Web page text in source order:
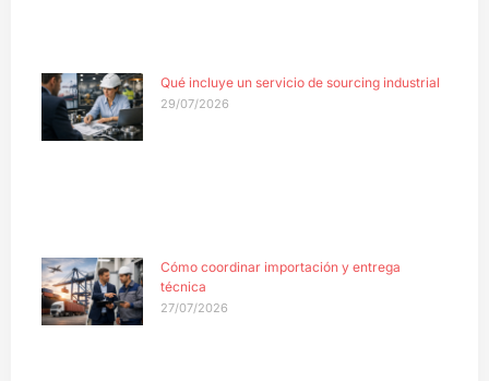
Qué incluye un servicio de sourcing industrial
29/07/2026
Cómo coordinar importación y entrega
técnica
27/07/2026